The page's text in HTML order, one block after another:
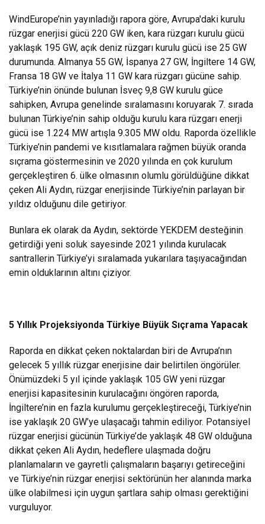
WindEurope’nin yayınladığı rapora göre, Avrupa'daki kurulu
rüzgar enerjisi gücü 220 GW iken, kara rüzgarı kurulu gücü
yaklaşık 195 GW, açık deniz rüzgarı kurulu gücü ise 25 GW
durumunda. Almanya 55 GW, İspanya 27 GW, İngiltere 14 GW,
Fransa 18 GW ve İtalya 11 GW kara rüzgarı gücüne sahip.
Türkiye’nin önünde bulunan İsveç 9,8 GW kurulu güce
sahipken, Avrupa genelinde sıralamasını koruyarak 7. sırada
bulunan Türkiye’nin sahip olduğu kurulu kara rüzgarı enerji
gücü ise 1.224 MW artışla 9.305 MW oldu. Raporda özellikle
Türkiye’nin pandemi ve kısıtlamalara rağmen büyük oranda
sıçrama göstermesinin ve 2020 yılında en çok kurulum
gerçekleştiren 6. ülke olmasının olumlu görüldüğüne dikkat
çeken Ali Aydın, rüzgar enerjisinde Türkiye’nin parlayan bir
yıldız olduğunu dile getiriyor.
Bunlara ek olarak da Aydın, sektörde YEKDEM desteğinin
getirdiği yeni soluk sayesinde 2021 yılında kurulacak
santrallerin Türkiye’yi sıralamada yukarılara taşıyacağından
emin olduklarının altını çiziyor.
5 Yıllık Projeksiyonda Türkiye Büyük Sıçrama Yapacak
Raporda en dikkat çeken noktalardan biri de Avrupa’nın
gelecek 5 yıllık rüzgar enerjisine dair belirtilen öngörüler.
Önümüzdeki 5 yıl içinde yaklaşık 105 GW yeni rüzgar
enerjisi kapasitesinin kurulacağını öngören raporda,
İngiltere’nin en fazla kurulumu gerçekleştireceği, Türkiye’nin
ise yaklaşık 20 GW’ye ulaşacağı tahmin ediliyor. Potansiyel
rüzgar enerjisi gücünün Türkiye’de yaklaşık 48 GW olduğuna
dikkat çeken Ali Aydın, hedeflere ulaşmada doğru
planlamaların ve gayretli çalışmaların başarıyı getireceğini
ve Türkiye’nin rüzgar enerjisi sektörünün her alanında marka
ülke olabilmesi için uygun şartlara sahip olması gerektiğini
vurguluyor.